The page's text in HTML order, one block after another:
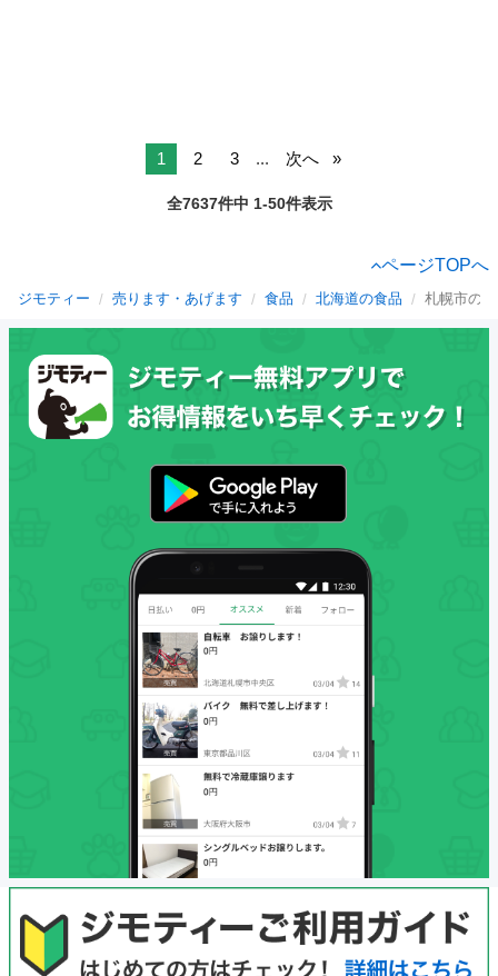
1 2 3 ... 次へ
全7637件中 1-50件表示
ページTOPへ
ジモティー 売ります・あげます 食品 北海道の食品 札幌市の